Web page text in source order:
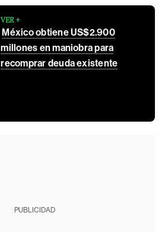
VER +
México obtiene US$2.900
millones en maniobra para
recomprar deuda existente
PUBLICIDAD